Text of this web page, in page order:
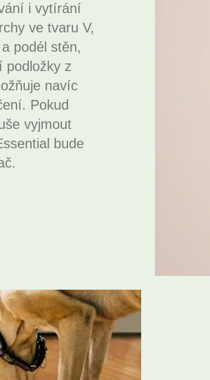
i vytírání
ve tvaru V,
podél stěn,
podložky z
navíc
Pokud
vyjmout
bude